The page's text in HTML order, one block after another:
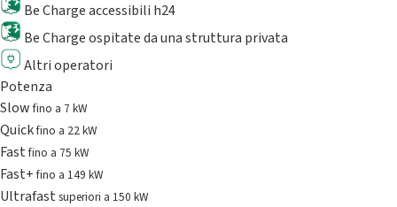
Be Charge accessibili h24
Be Charge ospitate da una struttura privata
Altri operatori
Potenza
Slowfino a 7 kW
Quickfino a 22 kW
Fastfino a 75 kW
Fast+fino a 149 kW
Ultrafast superiori a 150 kW